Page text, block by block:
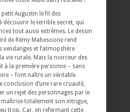
Augustin le fil des
découvrir le terrible secret, qui
tout aussi extrêmes. Le dessin
de Rémy Mabesoone rend
vendanges et l’atmopshère
vie rurale. Mais la noirceur des
à la première personne – sans
– font naître un véritable
conclusion d’une rare cruauté,
un rejet des personnages par le
maîtrise totalement son intrigue,
trop. Car, en refermant cette